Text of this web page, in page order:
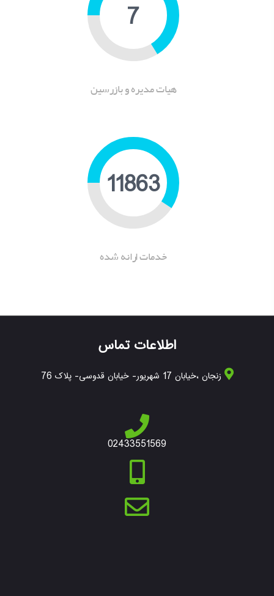
9
هیات مدیره و بازرسین
15941
خدمات ارانه شده
اطلاعات تماس
زنجان ،خیابان 17 شهریور- خیابان قدوسی- پلاک 76
02433551569